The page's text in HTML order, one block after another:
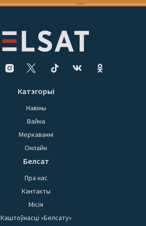
Катэгорыі
Навіны
Вайна
Меркаванні
Онлайн
Белсат
Пра нас
Кантакты
Місія
Каштоўнасці «Белсату»